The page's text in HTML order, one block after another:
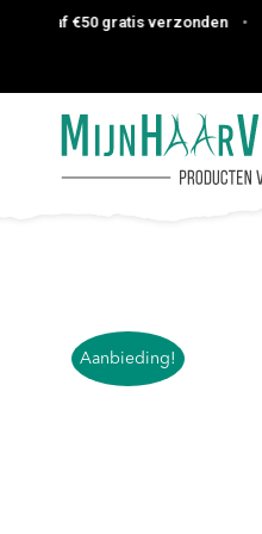
€50 gratis verzonden •
Aanbieding!